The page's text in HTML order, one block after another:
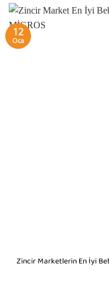
Zincir Marketlerin En İyi
12
Oca